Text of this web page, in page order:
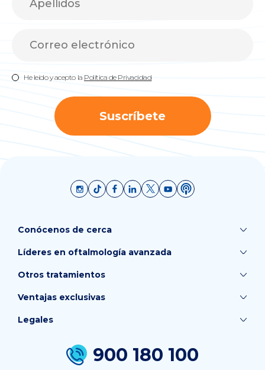
He leído y acepto la Política de Privacidad
Suscríbete
Conócenos de cerca
Líderes en oftalmología avanzada
Otros tratamientos
Ventajas exclusivas
900 180 100
Legales